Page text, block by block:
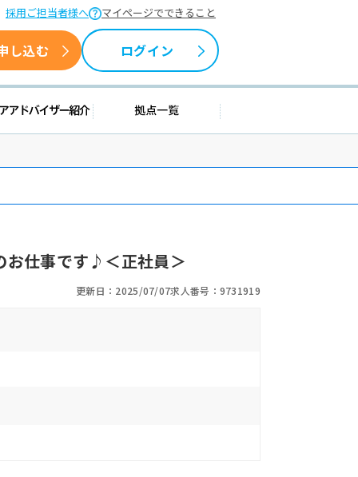
採用ご担当者様へ マイページでできること
し込む ログイン
情報 キャリアアドバイザー紹介拠点一覧
お仕事です♪＜正社員＞
更新日：2025/07/07求人番号：9731919